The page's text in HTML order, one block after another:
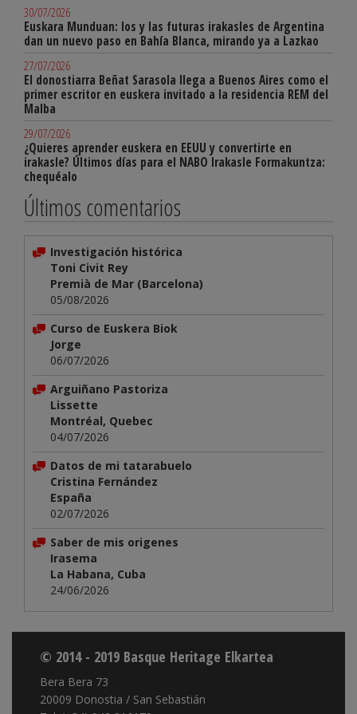
30/07/2026
Euskara Munduan: los y las futuras irakasles de Argentina
dan un nuevo paso en Bahía Blanca, mirando ya a Lazkao
27/07/2026
El donostiarra Beñat Sarasola llega a Buenos Aires como el
primer escritor en euskera invitado a la residencia REM del
Malba
29/07/2026
¿Quieres aprender euskera en EEUU y convertirte en
irakasle? Últimos días para el NABO Irakasle Formakuntza:
chequéalo
Últimos comentarios
Investigación histórica
Toni Civit Rey
Premià de Mar (Barcelona)
05/08/2026
Curso de Euskera Biok
Jorge
06/07/2026
Arguiñano Pastoriza
Lissette
Montréal, Quebec
04/07/2026
Datos de mi tatarabuelo
Cristina Fernández
España
02/07/2026
Saber de mis origenes
Irasema
La Habana, Cuba
24/06/2026
© 2014 - 2019 Basque Heritage Elkartea
Bera Bera 73
20009 Donostia / San Sebastián